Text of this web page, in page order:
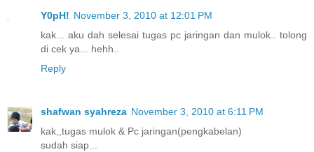
Y0pH! November 3, 2010 at 12:01 PM
kak... aku dah selesai tugas pc jaringan dan mulok.. tolong
di cek ya... hehh..
Reply
shafwan syahreza November 3, 2010 at 6:11 PM
kak,,tugas mulok & Pc jaringan(pengkabelan)
sudah siap...